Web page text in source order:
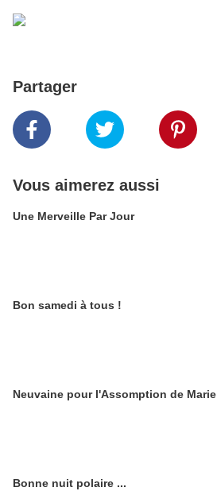
Partager
Vous aimerez aussi
Une Merveille Par Jour
Bon samedi à tous !
Neuvaine pour l'Assomption de Marie
Bonne nuit polaire ...